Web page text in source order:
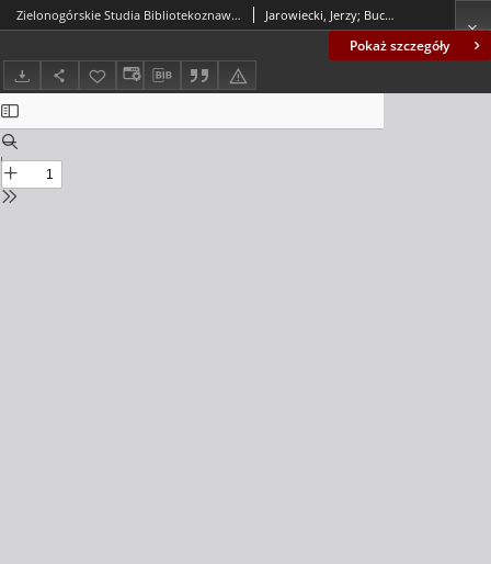
Pokaż szczegóły
Zielonogórskie Studia Bibliotekoznawcze. Z. 15-16 (2023-2024) Jarowiecki, Jerzy; Buck, Andrzej (1953- ); Wojciechowska, Maja; Cioch-Ciućmańska, Marzena; Hołyst, Katarzyna; Kamińska, Kamila; Kotlarek, Dawid; Langner-Kosmaty, Agnieszka; Marchewska, Kamilla; Markiewicz, Sylwia; Pawłowska, Krystyna; Spodzieja, Irena; Tarabuła, Joanna; Smycz, Katarzyna; Drapała, Izabela; Jarzyńska, Katarzyna; Karwowski, Marcin; Mrugowska, Magdalena; Paul, Magdalena; Rokicka, Renata; Prusinowski, Piotr; Bartkowiak, Przemysław